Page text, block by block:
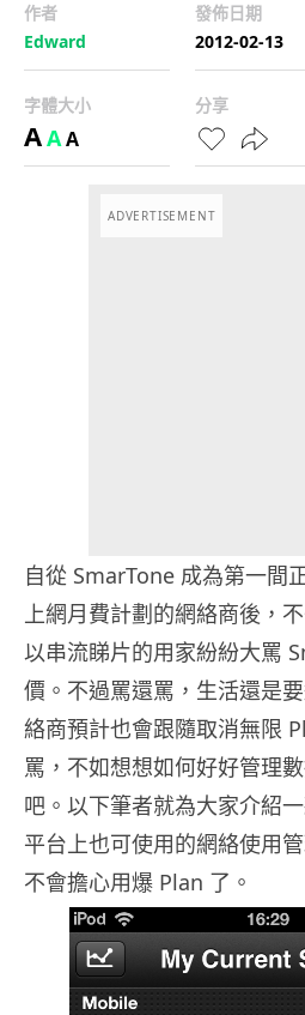
作者
Edward
發佈日期
2012-02-13
字體大小
AAA
分享
ADVERTISEMENT
自從 SmarTone 成為第一間
上網月費計劃的網絡商後，
以串流睇片的用家紛紛大罵
價。不過罵還罵，生活還是
絡商預計也會跟隨取消無限
罵，不如想想如何好好管理
吧。以下筆者就為大家介紹
平台上也可使用的網絡使用
不會擔心用爆 Plan 了。